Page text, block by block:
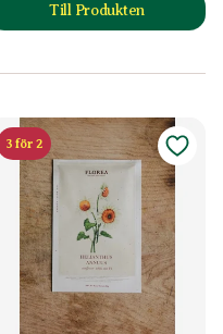
Till Produkten
till Solros 'Autumn
3 för 2